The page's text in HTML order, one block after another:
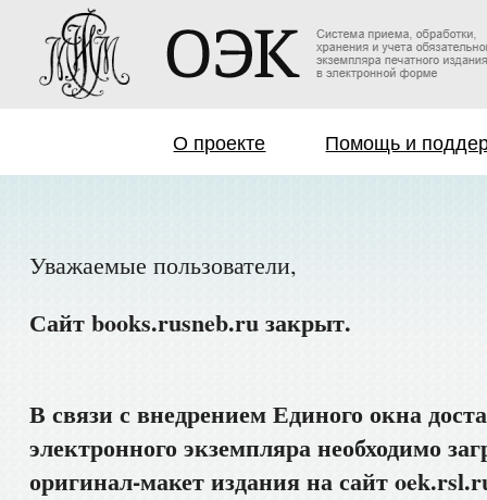
О проекте Помощь и
Уважаемые пользователи,
Сайт books.rusneb.ru закрыт.
В связи с внедрением Единого окна
электронного экземпляра необходимо
оригинал-макет издания на сайт